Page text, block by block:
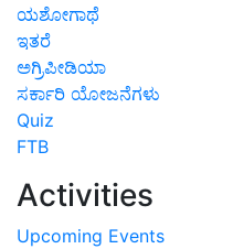
ಯಶೋಗಾಥೆ
ಇತರೆ
ಅಗ್ರಿಪೀಡಿಯಾ
ಸರ್ಕಾರಿ ಯೋಜನೆಗಳು
Quiz
FTB
Activities
Upcoming Events